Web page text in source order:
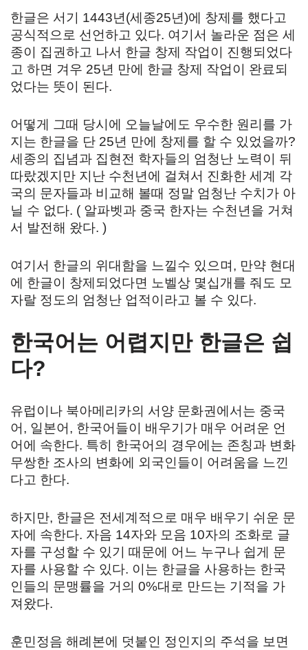
한글은 서기 1443년(세종25년)에 창제를 했다고
공식적으로 선언하고 있다. 여기서 놀라운 점은 세
종이 집권하고 나서 한글 창제 작업이 진행되었다
고 하면 겨우 25년 만에 한글 창제 작업이 완료되
었다는 뜻이 된다.
어떻게 그때 당시에 오늘날에도 우수한 원리를 가
지는 한글을 단 25년 만에 창제를 할 수 있었을까?
세종의 집념과 집현전 학자들의 엄청난 노력이 뒤
따랐겠지만 지난 수천년에 걸쳐서 진화한 세계 각
국의 문자들과 비교해 볼때 정말 엄청난 수치가 아
닐 수 없다. ( 알파벳과 중국 한자는 수천년을 거쳐
서 발전해 왔다. )
여기서 한글의 위대함을 느낄수 있으며, 만약 현대
에 한글이 창제되었다면 노벨상 몇십개를 줘도 모
자랄 정도의 엄청난 업적이라고 볼 수 있다.
한국어는 어렵지만 한글은 쉽
다?
유럽이나 북아메리카의 서양 문화권에서는 중국
어, 일본어, 한국어들이 배우기가 매우 어려운 언
어에 속한다. 특히 한국어의 경우에는 존칭과 변화
무쌍한 조사의 변화에 외국인들이 어려움을 느낀
다고 한다.
하지만, 한글은 전세계적으로 매우 배우기 쉬운 문
자에 속한다. 자음 14자와 모음 10자의 조화로 글
자를 구성할 수 있기 때문에 어느 누구나 쉽게 문
자를 사용할 수 있다. 이는 한글을 사용하는 한국
인들의 문맹률을 거의 0%대로 만드는 기적을 가
져왔다.
훈민정음 해례본에 덧붙인 정인지의 주석을 보면